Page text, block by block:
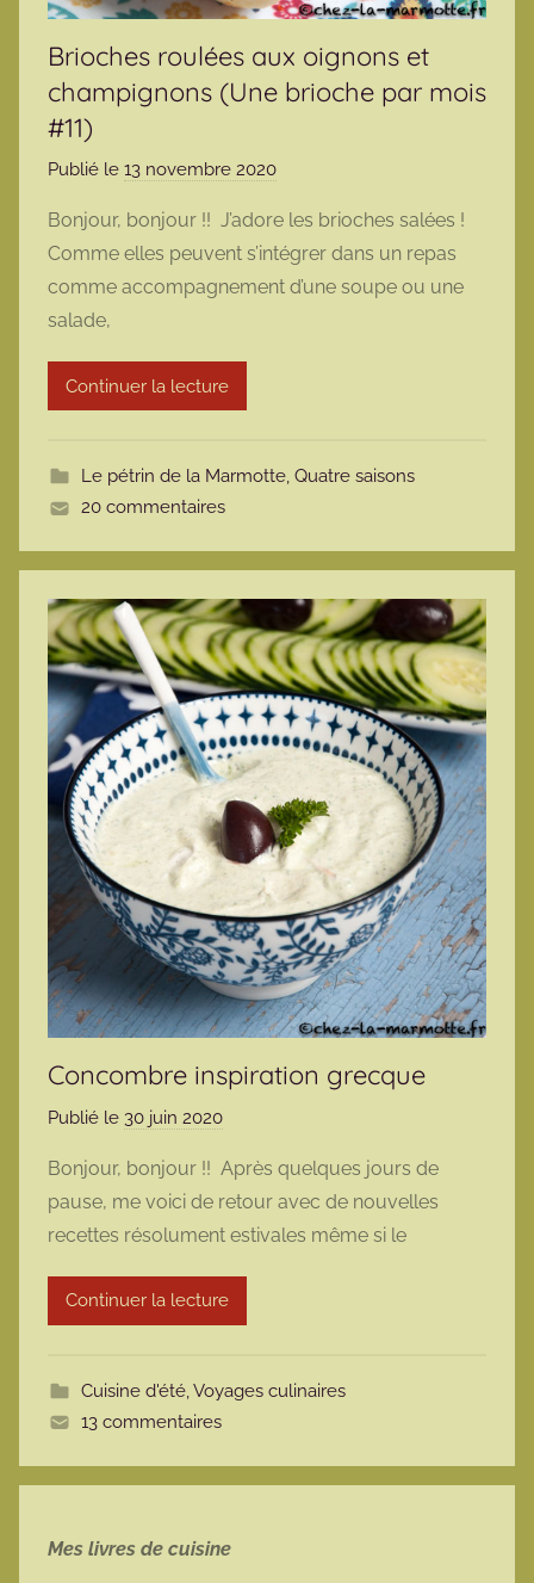
Brioches roulées aux oignons et
champignons (Une brioche par mois
#11)
Publié le 13 novembre 2020
r
m
a
e
Bonjour, bonjour !! J’adore les brioches salées !
Comme elles peuvent s’intégrer dans un repas
comme accompagnement d’une soupe ou une
salade,
Continuer la lecture
Le pétrin de la Marmotte, Quatre saisons
20 commentaires
Concombre inspiration grecque
Publié le 30 juin 2020
r
m
a
r
m
t
Bonjour, bonjour !! Après quelques jours de
pause, me voici de retour avec de nouvelles
recettes résolument estivales même si le
Continuer la lecture
Cuisine d'été,Voyages culinaires
13 commentaires
Mes livres de cuisine